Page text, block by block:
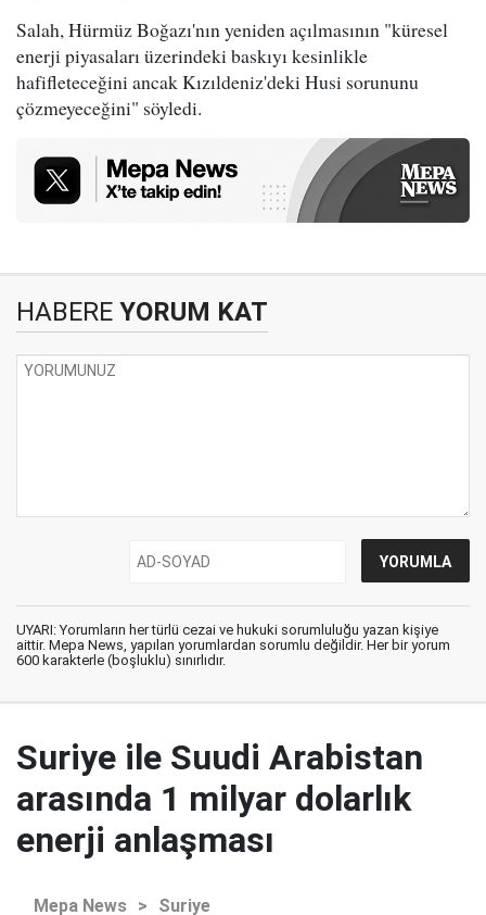
Salah, Hürmüz Boğazı'nın yeniden açılmasının "küresel
enerji piyasaları üzerindeki baskıyı kesinlikle
hafifleteceğini ancak Kızıldeniz'deki Husi sorununu
çözmeyeceğini" söyledi.
HABERE YORUM KAT
UYARI: Yorumların her türlü cezai ve hukuki sorumluluğu yazan kişiye
aittir. Mepa News, yapılan yorumlardan sorumlu değildir. Her bir yorum
600 karakterle (boşluklu) sınırlıdır.
Suriye ile Suudi Arabistan
arasında 1 milyar dolarlık
enerji anlaşması
Mepa News > Suriye